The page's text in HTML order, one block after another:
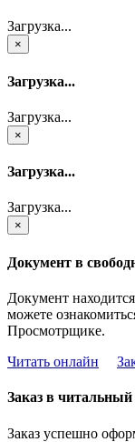
Загрузка...
×
Загрузка...
Загрузка...
×
Загрузка...
Загрузка...
×
Документ в
Документ
можете
Просмотрщике.
Читать онлайн
Заказ в
Заказ успешно